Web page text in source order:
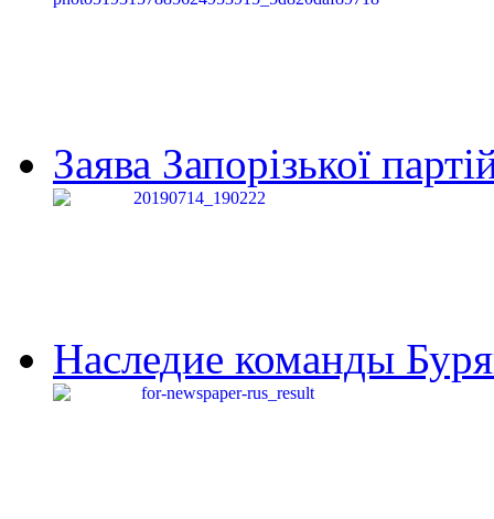
Заява Запорізької
Наследие команды